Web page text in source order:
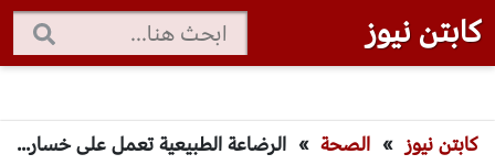
كابتن نيوز
كابتن نيوز » الصحة » الرضاعة الطبيعية تعمل على خسارة الوزن تعرفي على الحقيقة